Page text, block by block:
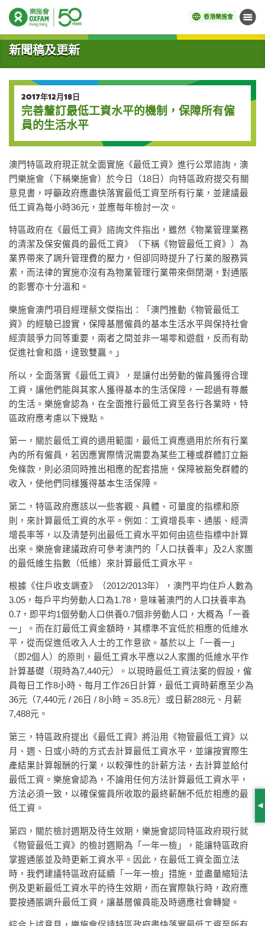
香港樂施會 目錄
開始主要內容
新聞稿及更新
2017年12月18日
完善釐訂最低工資水平的機制，保障所有僱
員的生活水平
澳門特區政府現正就全面實施《最低工資》進行公眾諮詢，澳
門樂施會（下稱樂施會）於今日（18日）向特區政府提交有關
意見書，呼籲政府應盡快落實最低工資至所有行業，並建議最
低工資為每小時36元，並應每年檢討一次。
特區政府在《最低工資》諮詢文件指出，雖然《物業管理業務
的清潔及保安僱員的最低工資》（下稱《物管最低工資》）為
業界帶來了調升管理費的壓力，但卻同時提升了行業的服務質
素，而法律的實施亦沒有為物業管理行業帶來倒閉潮，對通脹
的影響亦十分溫和。
樂施會澳門項目經理蔡文傑指出：「澳門推動《物管最低工
資》的經驗已證實，保障基層僱員的基本生活水平與保持社會
經濟競爭力同等重要，兩者之間並非一場零和遊戲，反而有助
促進社會和諧，達致雙贏。」
所以，全面落實《最低工資》，是讓付出勞動的僱員獲得合理
工資，讓他們能與其家人獲得基本的生活保障，一起過有尊嚴
的生活。樂施會認為，在全面推行最低工資至各行各業時，特
區政府應考慮以下幾點。
第一，關於最低工資的適用範圍，最低工資應適用於所有行業
內的所有僱員，若因應實際情況需要為某些工種或群體訂立豁
免條款，則必須同時推出相應的配套措施，保障被豁免群體的
收入，使他們同樣獲得基本生活保障。
第二，特區政府應該以一些客觀、具體、可量度的指標和原
則，來計算最低工資的水平。例如：工資增長率、通脹、經濟
增長率等，以及清楚列出最低工資水平如何由這些指標中計算
出來。樂施會建議政府可參考澳門的「人口扶養率」及2人家團
的最低維生指數（低維）來計算最低工資水平。
根據《住戶收支調查》（2012/2013年），澳門平均住戶人數為
3.05，每戶平均勞動人口為1.78，意味著澳門的人口扶養率為
0.7，即平均1個勞動人口供養0.7個非勞動人口，大概為「一養
一」。而在訂最低工資金額時，其標準不宜低於相應的低維水
平，從而促進低收入人士的工作意欲。基於以上「一養一」
（即2個人）的原則，最低工資水平應以2人家團的低維水平作
計算基礎（現時為7,440元）。以現時最低工資法案的假設，僱
員每日工作8小時、每月工作26日計算，最低工資時薪應至少為
36元（7,440元 / 26日 / 8小時 = 35.8元）或日薪288元、月薪
7,488元。
第三，特區政府提出《最低工資》將沿用《物管最低工資》以
月、週、日或小時的方式去計算最低工資水平，並讓按實際生
產結果計算報酬的行業，以較彈性的計薪方法，去計算並給付
最低工資。樂施會認為，不論用任何方法計算最低工資水平，
方法必須一致，以確保僱員所收取的最終薪酬不低於相應的最
低工資。
第四，關於檢討週期及待生效期，樂施會認同特區政府現行就
《物管最低工資》的檢討週期為「一年一檢」，能讓特區政府
掌握通脹並及時更新工資水平。因此，在最低工資全面立法
時，我們建議特區政府延續「一年一檢」措施，並盡量縮短法
例及更新最低工資水平的待生效期，而在實際執行時，政府應
要按通脹調升最低工資，讓基層僱員能及時適應社會轉變。